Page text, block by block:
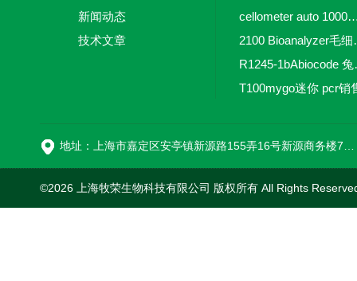
新闻动态
技术文章
cellometer auto 1000全自
2100
T100mygo迷你 pcr销
©2026 上海牧荣生物科技有限公司 版权所有 All Rights